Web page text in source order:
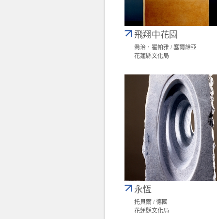
飛翔中花園
喬治．瞿帕雅 / 塞爾維亞
花蓮縣文化局
永恆
托貝爾 / 德國
花蓮縣文化局